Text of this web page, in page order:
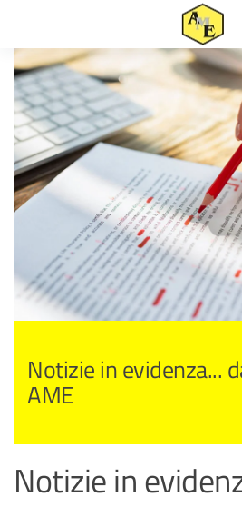
Notizie in evidenza...
AME
Notizie in